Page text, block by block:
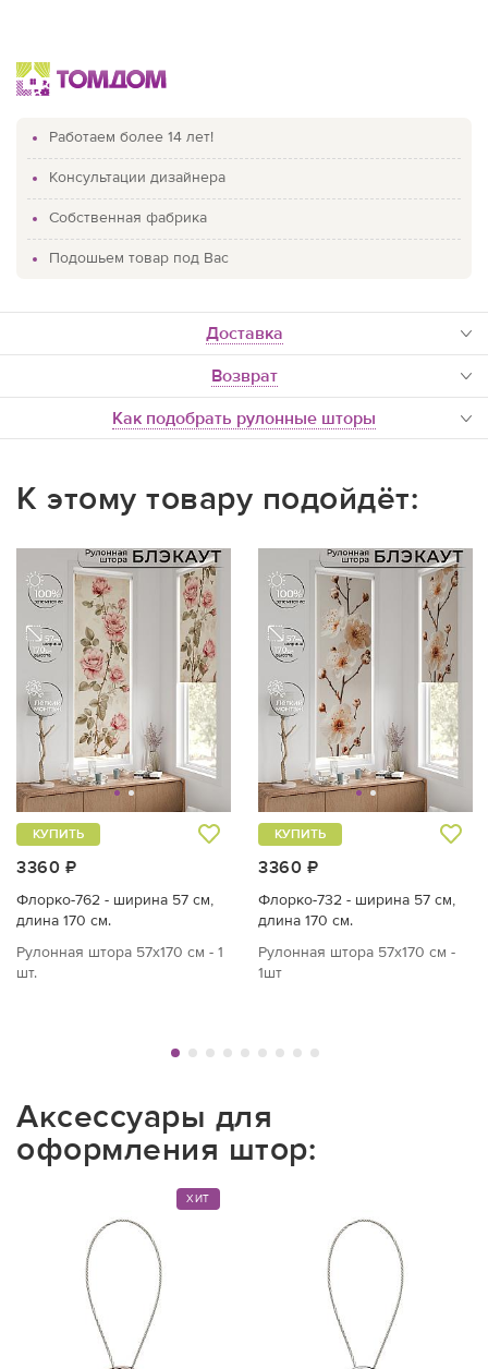
Работаем более 14 лет!
Консультации дизайнера
Собственная фабрика
Подошьем товар под Вас
доставка
Возврат
Как подобрать рулонные шторы
К этому товару подойдёт:
3360 ₽
КУПИТЬ
Флорко-762 - ширина 57 см,
длина 170 см.
Рулонная штора 57х170 см - 1
шт.
3360 ₽
КУПИТЬ
Флорко-732 - ширина 57 см,
длина 170 см.
Рулонная штора 57х170 см -
1шт
Аксессуары для
оформления штор:
ХИТ